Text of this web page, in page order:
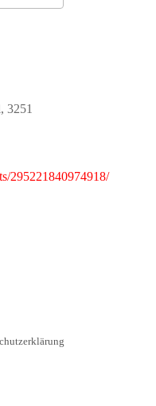
3251
295221840974918/